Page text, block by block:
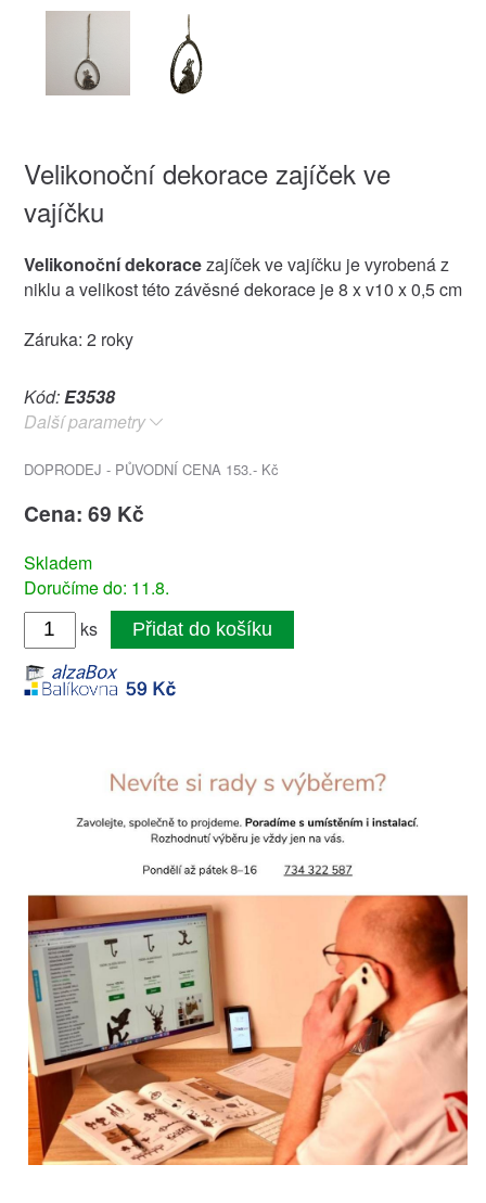
Velikonoční dekorace zajíček ve
vajíčku
Velikonoční dekoracezajíček ve vajíčku je vyrobená z
niklu a velikost této závěsné dekorace je 8 x v10 x 0,5 cm
Záruka: 2 roky
Kód:E3538
Další parametry
DOPRODEJ - PŮVODNÍ CENA 153.- Kč
Cena: 69 Kč
Skladem
Doručíme do: 11.8.
ks
Přidat do košíku